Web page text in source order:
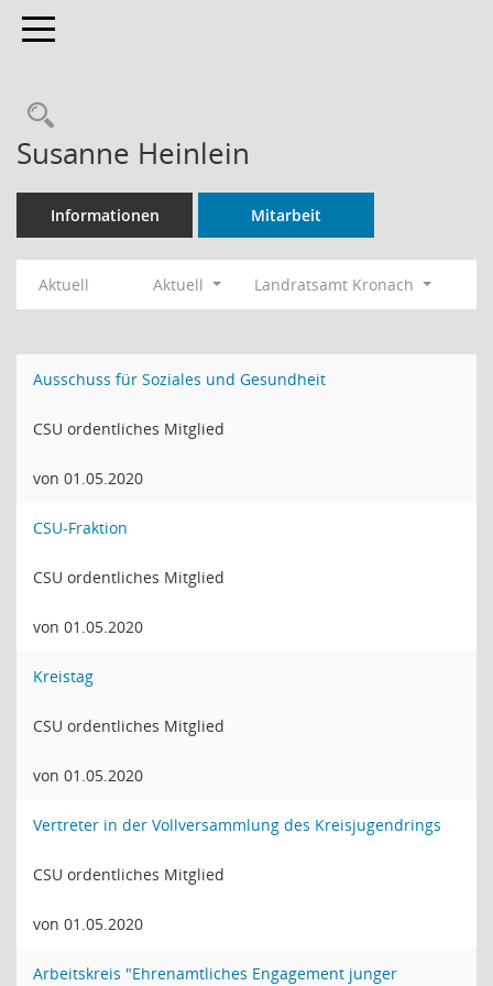
Toggle navigation
Rechercheauswahl
Susanne Heinlein
Informationen Mitarbeit
Aktuell Aktuell Landratsamt Kronach
Ausschuss für Soziales und Gesundheit
CSU ordentliches Mitglied
von 01.05.2020
CSU-Fraktion
CSU ordentliches Mitglied
von 01.05.2020
Kreistag
CSU ordentliches Mitglied
von 01.05.2020
Vertreter in der Vollversammlung des Kreisjugendrings
CSU ordentliches Mitglied
von 01.05.2020
Arbeitskreis "Ehrenamtliches Engagement junger